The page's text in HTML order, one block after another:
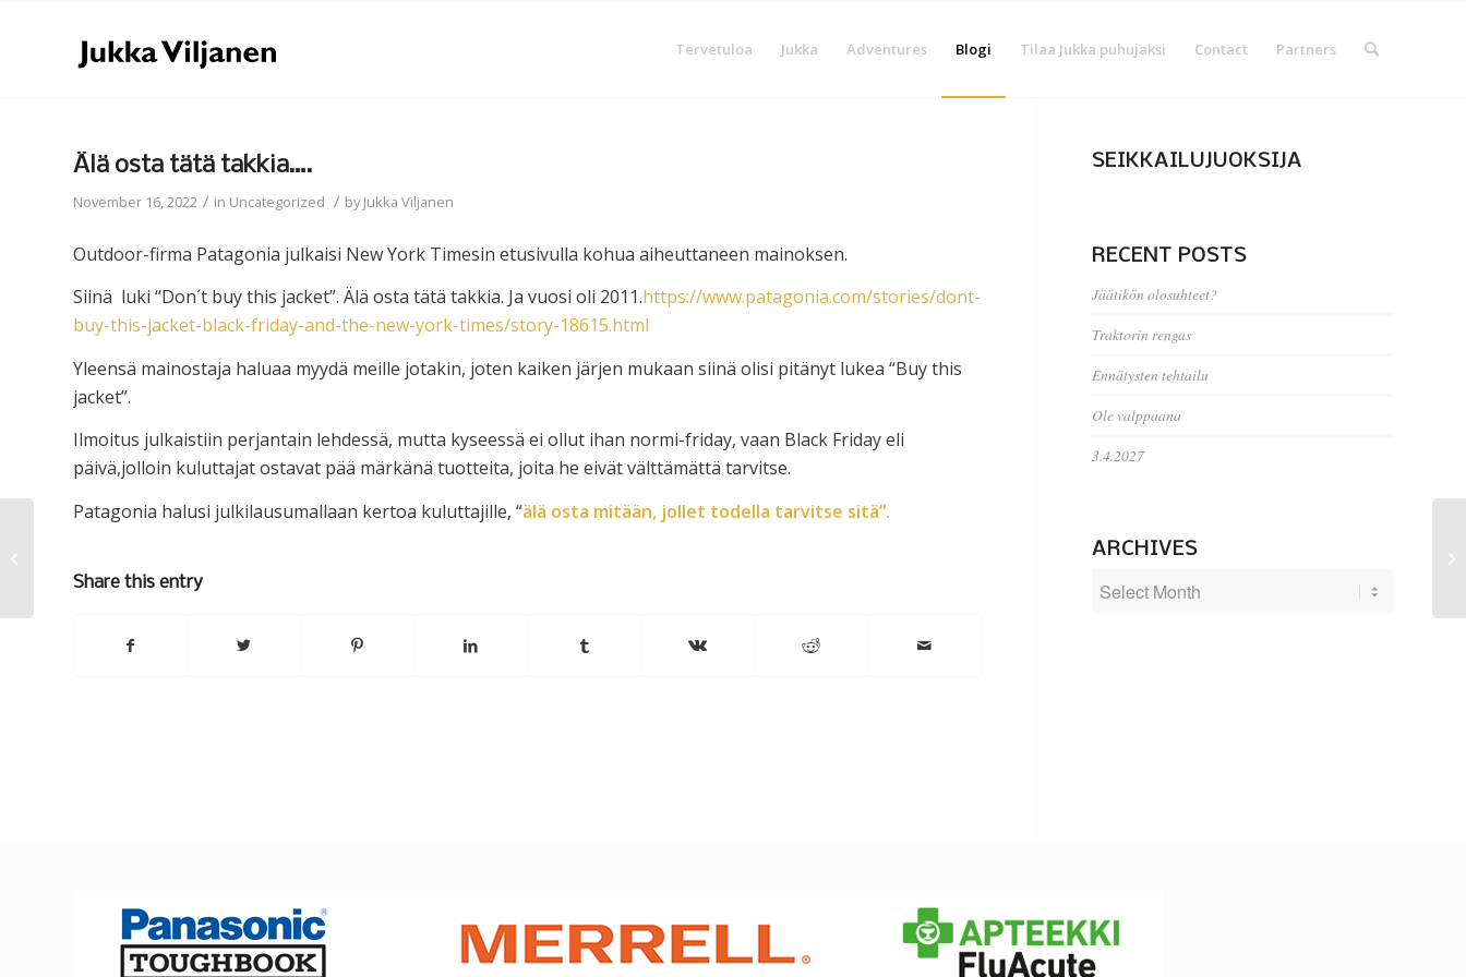
Tervetuloa Jukka Adventures Blogi Tilaa Jukka puhujaksi Contact Partners
Älä osta tätä takkia….
November 16, 2022 / in Uncategorized / byJukka Viljanen
Outdoor-firma Patagonia julkaisi New York Timesin etusivulla kohua aiheuttaneen mainoksen.
Siinä luki “Don´t buy this jacket”. Älä osta tätä takkia. Ja vuosi oli 2011.https://www.patagonia.com/stories/dont-
buy-this-jacket-black-friday-and-the-new-york-times/story-18615.html
Yleensä mainostaja haluaa myydä meille jotakin, joten kaiken järjen mukaan siinä olisi pitänyt lukea “Buy this
jacket”.
Ilmoitus julkaistiin perjantain lehdessä, mutta kyseessä ei ollut ihan normi-friday, vaan Black Friday eli
päivä,jolloin kuluttajat ostavat pää märkänä tuotteita, joita he eivät välttämättä tarvitse.
Patagonia halusi julkilausumallaan kertoa kuluttajille, “älä osta mitään, jollet todella tarvitse sitä”.
Share this entry
SEIKKAILUJUOKSIJA
RECENT POSTS
Jäätikön olosuhteet?
Traktorin rengas
Ennätysten tehtailu
Ole valppaana
3.4.2027
ARCHIVES